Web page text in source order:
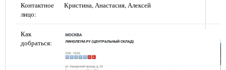
Контактное
лицо:
Кристина, Анастасия, Алексей
Как
добраться: